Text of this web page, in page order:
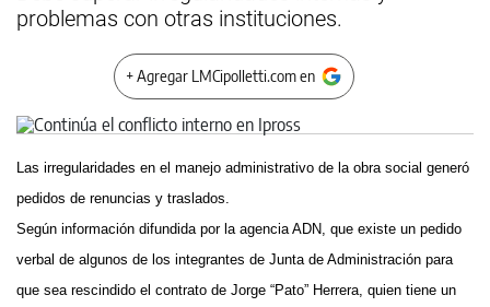
problemas con otras instituciones.
+ Agregar LMCipolletti.com en
Las irregularidades en el manejo administrativo de la obra social generó
pedidos de renuncias y traslados.
Según información difundida por la agencia ADN, que existe un pedido
verbal de algunos de los integrantes de Junta de Administración para
que sea rescindido el contrato de Jorge “Pato” Herrera, quien tiene un